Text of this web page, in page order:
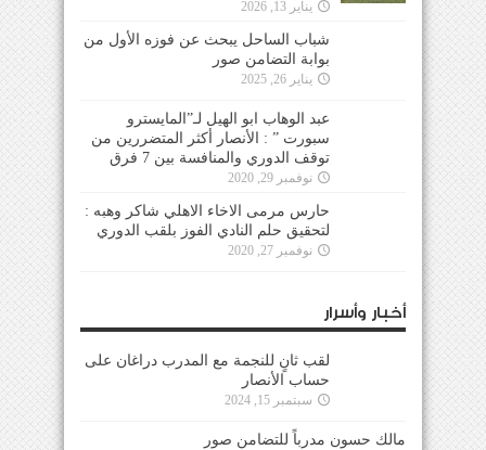
يناير 13, 2026
شباب الساحل يبحث عن فوزه الأول من
بوابة التضامن صور
يناير 26, 2025
عبد الوهاب ابو الهيل لـ”المايسترو
سبورت ” : الأنصار أكثر المتضررين من
توقف الدوري والمنافسة بين 7 فرق
نوفمبر 29, 2020
حارس مرمى الاخاء الاهلي شاكر وهبه :
لتحقيق حلم النادي الفوز بلقب الدوري
نوفمبر 27, 2020
أخبار وأسرار
لقب ثانٍ للنجمة مع المدرب دراغان على
حساب الأنصار
سبتمبر 15, 2024
مالك حسون مدرباً للتضامن صور